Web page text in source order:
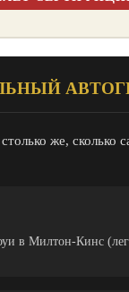
столько же, сколько
в Милтон-Кинс